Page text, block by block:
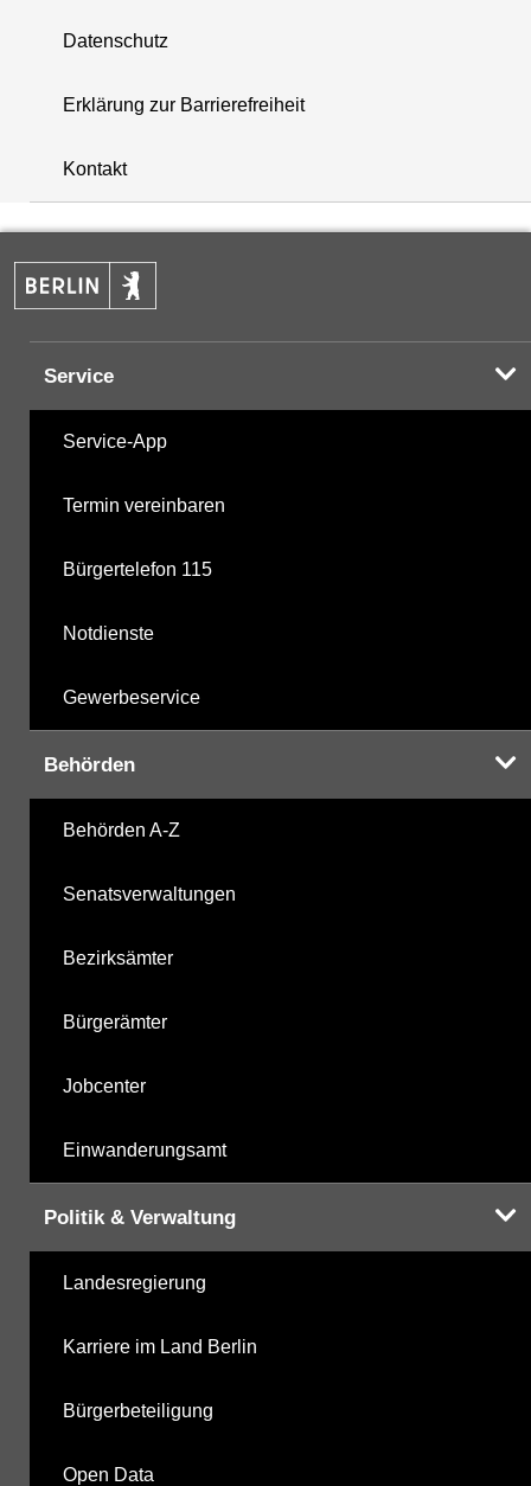
+
−
Datenschutz
Erklärung zur Barrierefreiheit
Kontakt
Service
Service-App
Termin vereinbaren
Bürgertelefon 115
Notdienste
Gewerbeservice
Behörden
Behörden A-Z
Senatsverwaltungen
Bezirksämter
Bürgerämter
Jobcenter
Einwanderungsamt
Politik & Verwaltung
Landesregierung
Karriere im Land Berlin
Bürgerbeteiligung
Open Data